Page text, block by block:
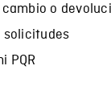
o
solicitudes
PQR